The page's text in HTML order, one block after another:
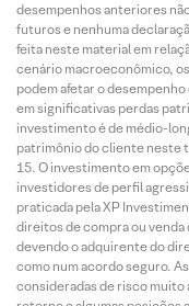
desempenhos anteriores
futuros e nenhuma
feita neste material em
cenário macroeconômico,
podem afetar o
em significativas perdas
investimento é de médio-
patrimônio do cliente neste
O investimento em
investidores de perfil
praticada pela XP
direitos de compra ou venda
devendo o adquirente do
como num acordo seguro.
consideradas de risco